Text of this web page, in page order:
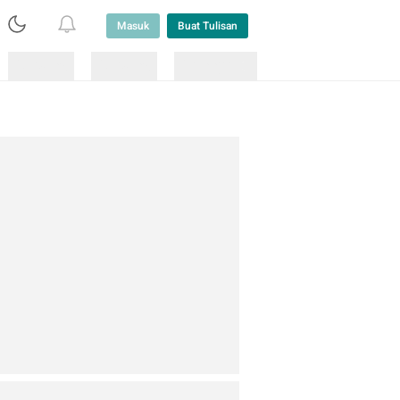
Masuk Buat Tulisan